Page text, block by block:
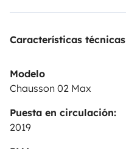
Características técnicas
Modelo
Chausson 02 Max
Puesta en circulación:
2019